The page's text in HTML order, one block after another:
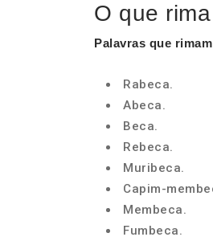
O que
Palavras que
Rabeca.
Abeca.
Beca.
Rebeca.
Muribeca.
Capim-
Membeca.
Fumbeca.